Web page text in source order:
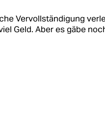
Vervollständigung
Geld. Aber es gäbe